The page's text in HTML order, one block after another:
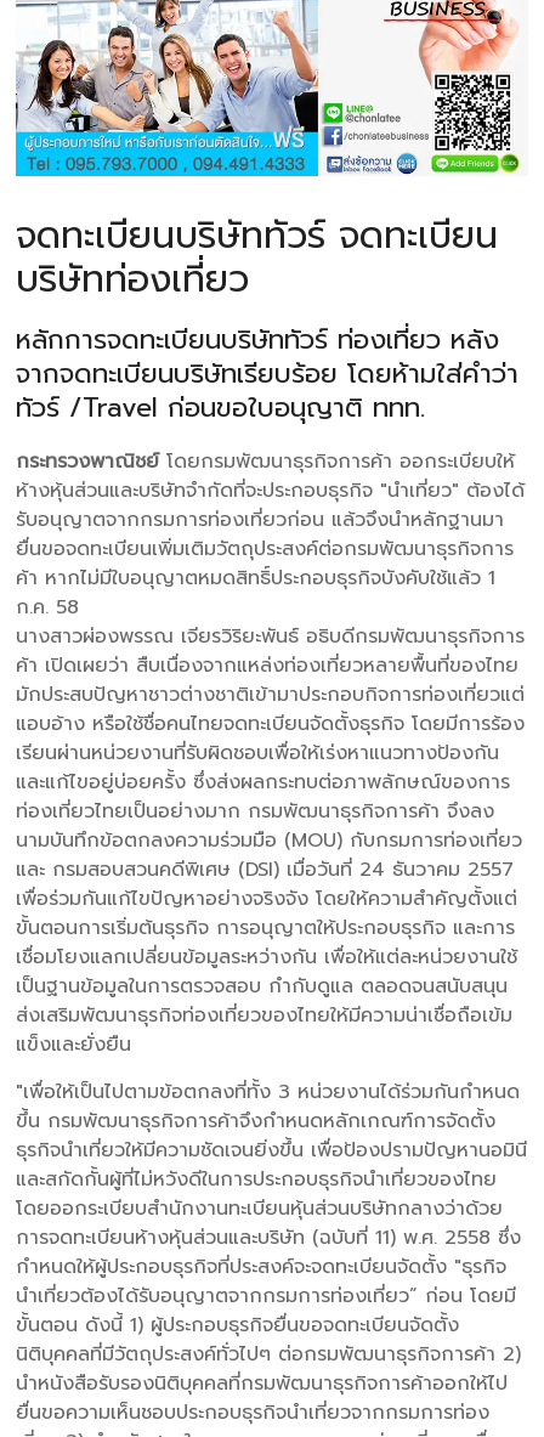
จดทะเบียนบริษัททัวร์ จดทะเบียน
บริษัทท่องเที่ยว
หลักการจดทะเบียนบริษัททัวร์ ท่องเที่ยว หลัง
จากจดทะเบียนบริษัทเรียบร้อย โดยห้ามใส่คำว่า
ทัวร์ /Travel ก่อนขอใบอนุญาติ ททท.
กระทรวงพาณิชย์โดยกรมพัฒนาธุรกิจการค้า ออกระเบียบให้
ห้างหุ้นส่วนและบริษัทจำกัดที่จะประกอบธุรกิจ "นำเที่ยว" ต้องได้
รับอนุญาตจากกรมการท่องเที่ยวก่อน แล้วจึงนำหลักฐานมา
ยื่นขอจดทะเบียนเพิ่มเติมวัตถุประสงค์ต่อกรมพัฒนาธุรกิจการ
ค้า หากไม่มีใบอนุญาตหมดสิทธิ์ประกอบธุรกิจบังคับใช้แล้ว 1
ก.ค. 58
นางสาวผ่องพรรณ เจียรวิริยะพันธ์ อธิบดีกรมพัฒนาธุรกิจการ
ค้า เปิดเผยว่า สืบเนื่องจากแหล่งท่องเที่ยวหลายพื้นที่ของไทย
มักประสบปัญหาชาวต่างชาติเข้ามาประกอบกิจการท่องเที่ยวแต่
แอบอ้าง หรือใช้ชื่อคนไทยจดทะเบียนจัดตั้งธุรกิจ โดยมีการร้อง
เรียนผ่านหน่วยงานที่รับผิดชอบเพื่อให้เร่งหาแนวทางป้องกัน
และแก้ไขอยู่บ่อยครั้ง ซึ่งส่งผลกระทบต่อภาพลักษณ์ของการ
ท่องเที่ยวไทยเป็นอย่างมาก กรมพัฒนาธุรกิจการค้า จึงลง
นามบันทึกข้อตกลงความร่วมมือ (MOU) กับกรมการท่องเที่ยว
และ กรมสอบสวนคดีพิเศษ (DSI) เมื่อวันที่ 24 ธันวาคม 2557
เพื่อร่วมกันแก้ไขปัญหาอย่างจริงจัง โดยให้ความสำคัญตั้งแต่
ขั้นตอนการเริ่มต้นธุรกิจ การอนุญาตให้ประกอบธุรกิจ และการ
เชื่อมโยงแลกเปลี่ยนข้อมูลระหว่างกัน เพื่อให้แต่ละหน่วยงานใช้
เป็นฐานข้อมูลในการตรวจสอบ กำกับดูแล ตลอดจนสนับสนุน
ส่งเสริมพัฒนาธุรกิจท่องเที่ยวของไทยให้มีความน่าเชื่อถือเข้ม
แข็งและยั่งยืน
"เพื่อให้เป็นไปตามข้อตกลงที่ทั้ง 3 หน่วยงานได้ร่วมกันกำหนด
ขึ้น กรมพัฒนาธุรกิจการค้าจึงกำหนดหลักเกณฑ์การจัดตั้ง
ธุรกิจนำเที่ยวให้มีความชัดเจนยิ่งขึ้น เพื่อป้องปรามปัญหานอมินี
และสกัดกั้นผู้ที่ไม่หวังดีในการประกอบธุรกิจนำเที่ยวของไทย
โดยออกระเบียบสำนักงานทะเบียนหุ้นส่วนบริษัทกลางว่าด้วย
การจดทะเบียนห้างหุ้นส่วนและบริษัท (ฉบับที่ 11) พ.ศ. 2558 ซึ่ง
กำหนดให้ผู้ประกอบธุรกิจที่ประสงค์จะจดทะเบียนจัดตั้ง "ธุรกิจ
นำเที่ยวต้องได้รับอนุญาตจากกรมการท่องเที่ยว” ก่อน โดยมี
ขั้นตอน ดังนี้ 1) ผู้ประกอบธุรกิจยื่นขอจดทะเบียนจัดตั้ง
นิติบุคคลที่มีวัตถุประสงค์ทั่วไปๆ ต่อกรมพัฒนาธุรกิจการค้า 2)
นำหนังสือรับรองนิติบุคคลที่กรมพัฒนาธุรกิจการค้าออกให้ไป
ยื่นขอความเห็นชอบประกอบธุรกิจนำเที่ยวจากกรมการท่อง